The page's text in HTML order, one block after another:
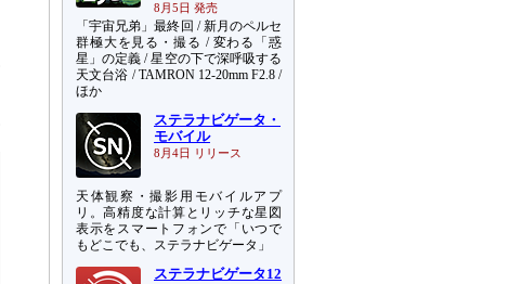
8月5日 発売
「宇宙兄弟」最終回 / 新月のペルセ
群極大を見る・撮る / 変わる「惑
星」の定義 / 星空の下で深呼吸する
天文台浴 / TAMRON 12-20mm F2.8 /
ほか
ステラナビゲータ・
モバイル
8月4日 リリース
天体観察・撮影用モバイルアプ
リ。高精度な計算とリッチな星図
表示をスマートフォンで「いつで
もどこでも、ステラナビゲータ」
ステラナビゲータ12